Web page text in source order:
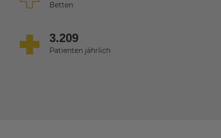
Betten
Patienten jährlich
3.209